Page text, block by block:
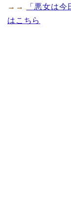
→→
「悪女は
はこちら